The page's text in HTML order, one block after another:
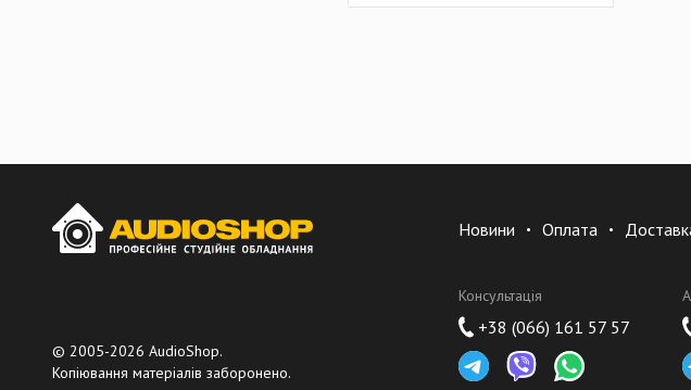
Новини Оплата
Консультація
+38 (066) 161 57 57
© 2005-2026 AudioShop.
Копіювання матеріалів заборонено.